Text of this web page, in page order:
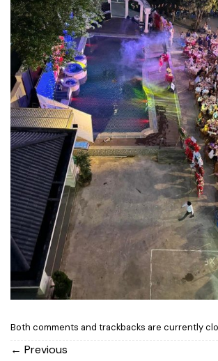
Both comments and trackbacks are currently
← Previous